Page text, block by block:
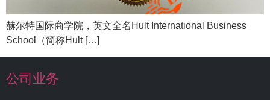
赫尔特国际商学院，英文全名Hult International Business
School（简称Hult […]
公司业务